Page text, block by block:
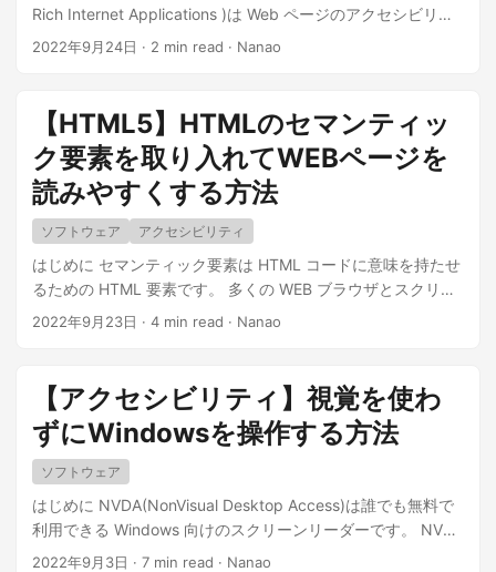
Rich Internet Applications )は Web ページのアクセシビリテ
ィを向上させるための技術です。 W3C によって専用の
2022年9月24日 · 2 min read · Nanao
【HTML5】HTMLのセマンティッ
ク要素を取り入れてWEBページを
読みやすくする方法
ソフトウェア アクセシビリティ
はじめに セマンティック要素は HTML コードに意味を持たせ
るための HTML 要素です。 多くの WEB ブラウザとスクリー
ンリーダーに対応しており、導入すると WEB ページのアクセ
2022年9月23日 · 4 min read · Nanao
【アクセシビリティ】視覚を使わ
ずにWindowsを操作する方法
ソフトウェア
はじめに NVDA(NonVisual Desktop Access)は誰でも無料で
利用できる Windows 向けのスクリーンリーダーです。 NVDA
はオープンソースソフトウェアであり、オーストラリアの非
2022年9月3日 · 7 min read · Nanao